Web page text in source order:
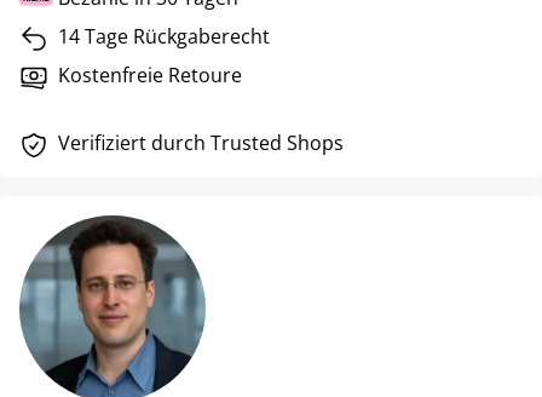
14 Tage Rückgaberecht
Kostenfreie Retoure
Verifiziert durch Trusted Shops